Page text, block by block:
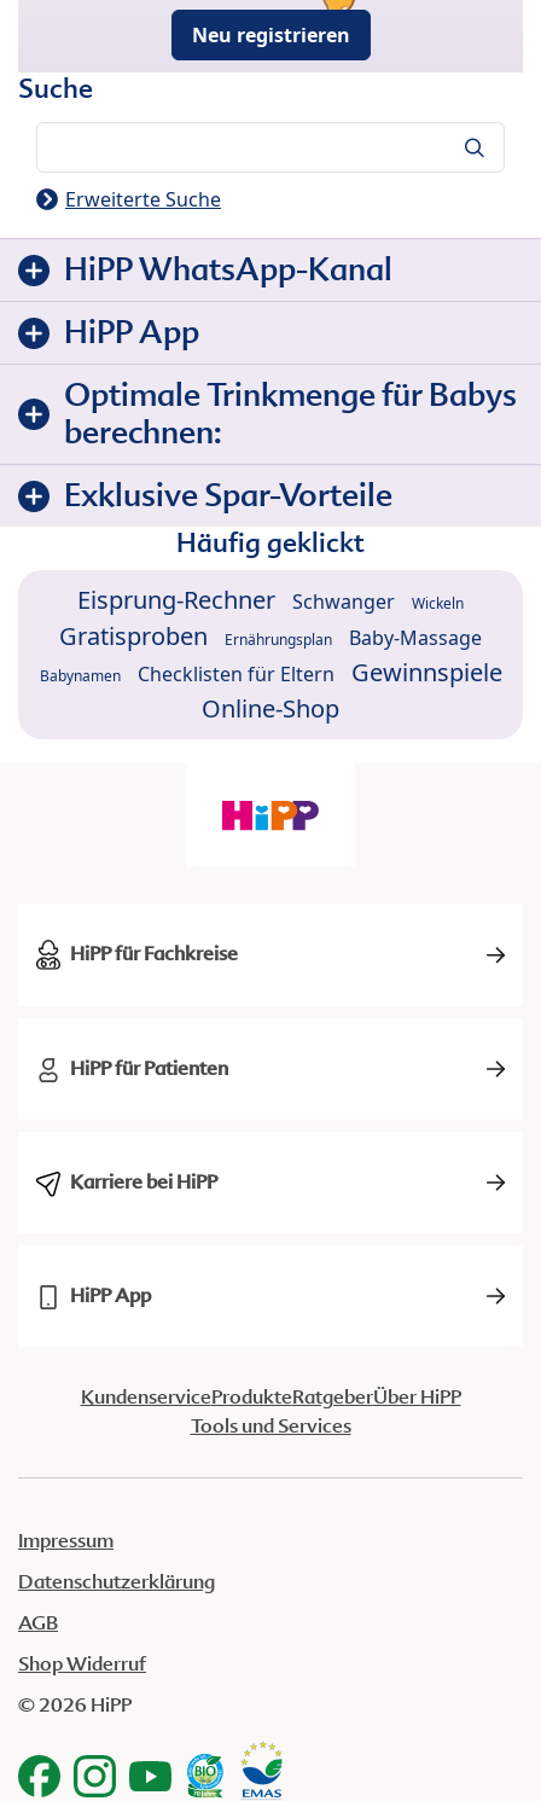
Neu registrieren
Suche
Erweiterte Suche
HiPP WhatsApp-Kanal
HiPP App
Optimale Trinkmenge für Babys
berechnen:
Exklusive Spar-Vorteile
Häufig geklickt
Eisprung-Rechner Schwanger Wickeln
Gratisproben Ernährungsplan Baby-Massage
Babynamen Checklisten für Eltern
Gewinnspiele
Online-Shop
HiPP für Fachkreise
HiPP für Patienten
Karriere bei HiPP
HiPP App
KundenserviceProdukteRatgeberÜber HiPP
Tools und Services
Impressum
Datenschutzerklärung
AGB
Shop Widerruf
© 2026 HiPP